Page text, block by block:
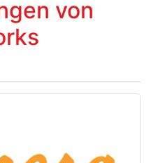
von